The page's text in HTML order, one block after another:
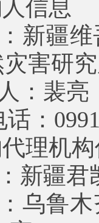
信息
新疆维
害研
：裴亮
：
理机
新疆君
乌鲁木